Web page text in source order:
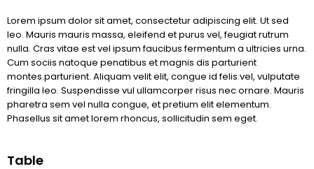
Lorem ipsum dolor sit amet, consectetur adipiscing elit. Ut sed
leo. Mauris mauris massa, eleifend et purus vel, feugiat rutrum
nulla. Cras vitae est vel ipsum faucibus fermentum a ultricies urna.
Cum sociis natoque penatibus et magnis dis parturient
montes.parturient. Aliquam velit elit, congue id felis vel, vulputate
fringilla leo. Suspendisse vul ullamcorper risus nec ornare. Mauris
pharetra sem vel nulla congue, et pretium elit elementum.
Phasellus sit amet lorem rhoncus, sollicitudin sem eget.
Table